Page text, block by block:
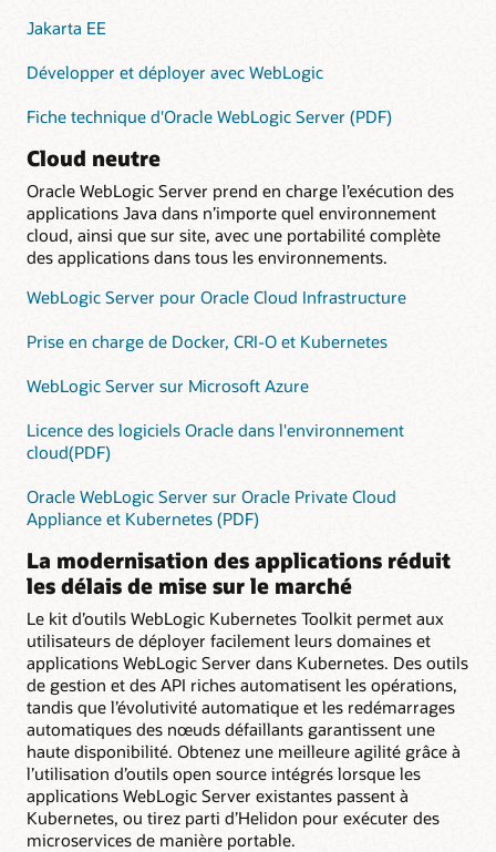
Jakarta EE
Développer et déployer avec WebLogic
Fiche technique d'Oracle WebLogic Server (PDF)
Cloud neutre
Oracle WebLogic Server prend en charge l’exécution des
applications Java dans n’importe quel environnement
cloud, ainsi que sur site, avec une portabilité complète
des applications dans tous les environnements.
WebLogic Server pour Oracle Cloud Infrastructure
Prise en charge de Docker, CRI-O et Kubernetes
WebLogic Server sur Microsoft Azure
Licence des logiciels Oracle dans l'environnement
cloud(PDF)
Oracle WebLogic Server sur Oracle Private Cloud
Appliance et Kubernetes (PDF)
La modernisation des applications réduit
les délais de mise sur le marché
Le kit d’outils WebLogic Kubernetes Toolkit permet aux
utilisateurs de déployer facilement leurs domaines et
applications WebLogic Server dans Kubernetes. Des outils
de gestion et des API riches automatisent les opérations,
tandis que l’évolutivité automatique et les redémarrages
automatiques des nœuds défaillants garantissent une
haute disponibilité. Obtenez une meilleure agilité grâce à
l’utilisation d’outils open source intégrés lorsque les
applications WebLogic Server existantes passent à
Kubernetes, ou tirez parti d’Helidon pour exécuter des
microservices de manière portable.